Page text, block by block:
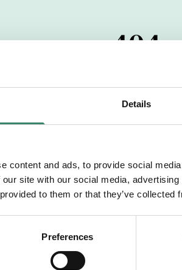
Details
content and ads, to provide social
site with our social media,
to them or that they’ve
Preferences
404
har passerats. Vi
dig med mer information om
Tillbaka till